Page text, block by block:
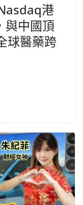
港
與中國頂
球醫藥跨